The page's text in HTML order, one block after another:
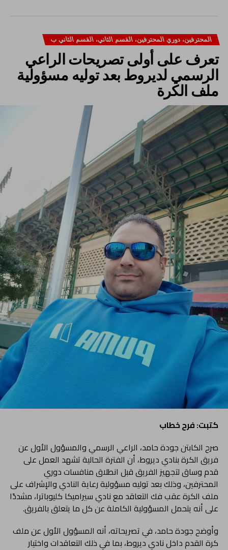
المحترفين، دوري المحترفين، القسم الثاني، القسم الثاني ب
تعرف على أولى تصريحات الراعي
الرسمي لديروط بعد توليه مسؤولية
ملف الكرة
كتبت: فرح خطاب
صرح الكابتن جودة حامد، الراعي الرسمي والمسؤول الأول عن
فريق الكرة بنادي ديروط، أن الفترة الحالية تشهد العمل على
قدم وساق لتجهيز الفريق قبل انطلاق منافسات دوري
المحترفين، وذلك بعد توليه مسؤولية رعاية النادي والإشراف على
ملف الكرة عقب فك التعاقد مع نادي سيراميكا كليوباترا، مشددًا
على أنه يتحمل المسؤولية الكاملة عن كل ما يتعلق بالفريق.
وأوضح جودة حامد، في تصريحاته، أنه المسؤول الأول عن ملف
كرة القدم داخل نادي ديروط، بما في ذلك التعاقدات واختيار